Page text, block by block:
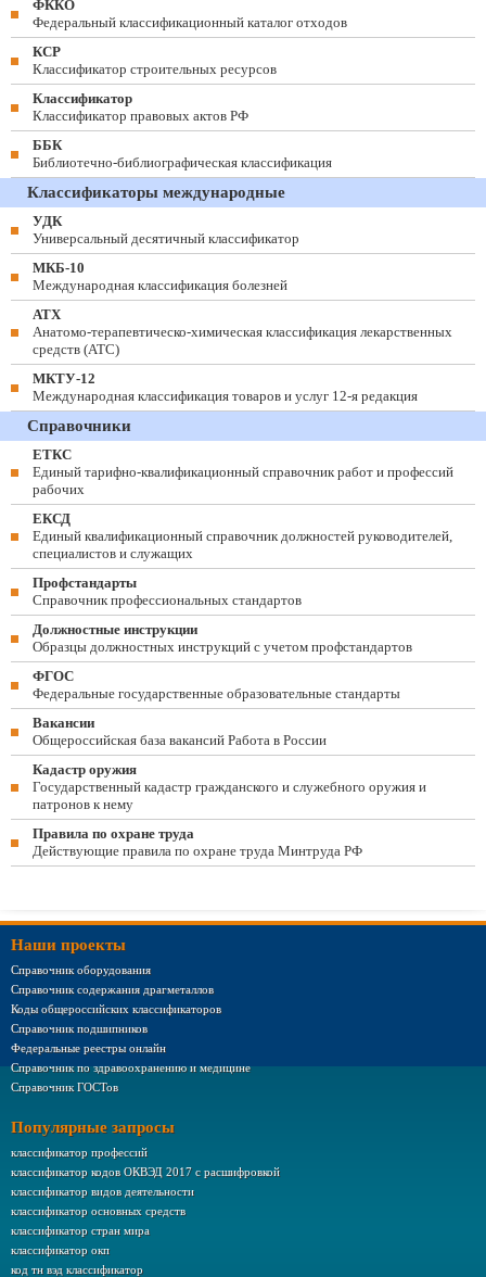
ФККО
Федеральный классификационный каталог отходов
КСР
Классификатор строительных ресурсов
Классификатор
Классификатор правовых актов РФ
ББК
Библиотечно-библиографическая классификация
Классификаторы международные
УДК
Универсальный десятичный классификатор
МКБ-10
Международная классификация болезней
АТХ
Анатомо-терапевтическо-химическая классификация лекарственных
средств (ATC)
МКТУ-12
Международная классификация товаров и услуг 12-я редакция
Справочники
ЕТКС
Единый тарифно-квалификационный справочник работ и профессий
рабочих
ЕКСД
Единый квалификационный справочник должностей руководителей,
специалистов и служащих
Профстандарты
Справочник профессиональных стандартов
Должностные инструкции
Образцы должностных инструкций с учетом профстандартов
ФГОС
Федеральные государственные образовательные стандарты
Вакансии
Общероссийская база вакансий Работа в России
Кадастр оружия
Государственный кадастр гражданского и служебного оружия и
патронов к нему
Правила по охране труда
Действующие правила по охране труда Минтруда РФ
Наши проекты
Справочник оборудования
Справочник содержания драгметаллов
Коды общероссийских классификаторов
Справочник подшипников
Федеральные реестры онлайн
Справочник по здравоохранению и медицине
Справочник ГОСТов
Популярные запросы
классификатор профессий
классификатор кодов ОКВЭД 2017 с расшифровкой
классификатор видов деятельности
классификатор основных средств
классификатор стран мира
классификатор окп
код тн вэд классификатор